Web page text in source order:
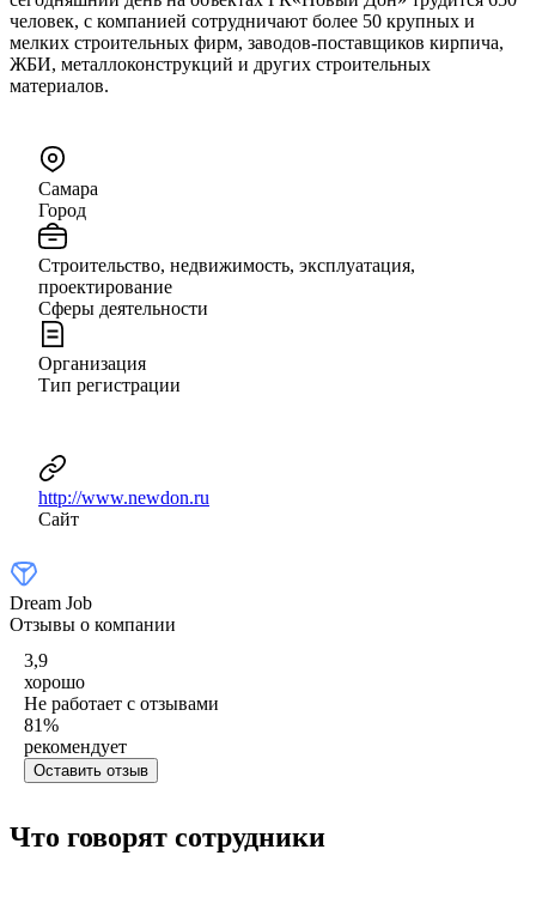
человек, с компанией сотрудничают более 50 крупных и
мелких строительных фирм, заводов-поставщиков кирпича,
ЖБИ, металлоконструкций и других строительных
материалов.
Самара
Город
Строительство, недвижимость, эксплуатация,
проектирование
Сферы деятельности
Организация
Тип регистрации
http://www.newdon.ru
Сайт
Dream Job
Отзывы о компании
3,9
хорошо
Не работает с отзывами
81%
рекомендует
Оставить отзыв
Что говорят сотрудники